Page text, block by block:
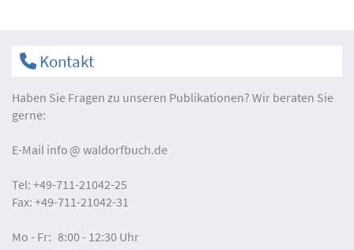
Kontakt
Haben Sie Fragen zu unseren Publikationen? Wir beraten Sie
gerne:
E-Mail info waldorfbuch.de
Tel: +49-711-21042-25
Fax: +49-711-21042-31
Mo - Fr: 8:00 - 12:30 Uhr